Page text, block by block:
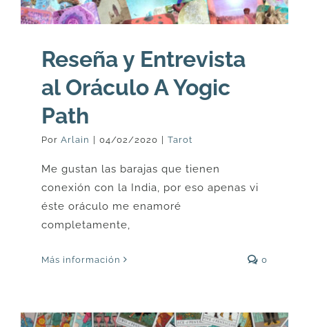
Reseña y Entrevista
al Oráculo A Yogic
Path
Por Arlain 04/02/2020 Tarot
Me gustan las barajas que tienen
conexión con la India, por eso apenas vi
éste oráculo me enamoré
completamente,
Más información 0